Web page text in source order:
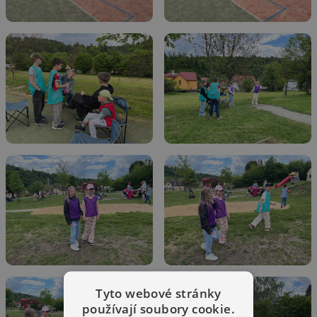
Tyto webové stránky
používají soubory cookie.